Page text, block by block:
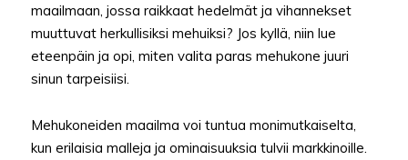
maailmaan, jossa raikkaat hedelmät ja vihannekset
muuttuvat herkullisiksi mehuiksi? Jos kyllä, niin lue
eteenpäin ja opi, miten valita paras mehukone juuri
sinun tarpeisiisi.
Mehukoneiden maailma voi tuntua monimutkaiselta,
kun erilaisia malleja ja ominaisuuksia tulvii markkinoille.